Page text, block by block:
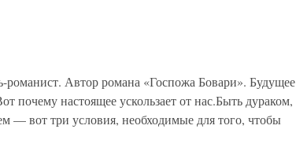
романист. Автор романа «Госпожа Бовари». Будущее
почему настоящее ускользает от нас.Быть дураком,
— вот три условия, необходимые для того, чтобы